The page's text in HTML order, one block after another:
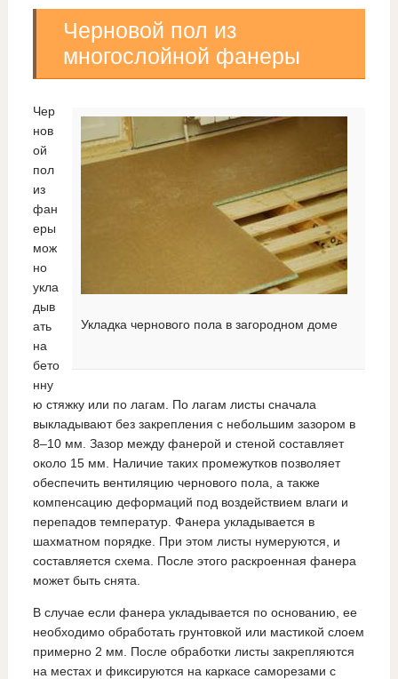
Черновой пол из
многослойной фанеры
Укладка чернового пола в загородном доме
Чер
нов
ой
пол
из
фан
еры
мож
но
укла
дыв
ать
на
бето
нну
ю стяжку или по лагам. По лагам листы сначала
выкладывают без закрепления с небольшим зазором в
8–10 мм. Зазор между фанерой и стеной составляет
около 15 мм. Наличие таких промежутков позволяет
обеспечить вентиляцию чернового пола, а также
компенсацию деформаций под воздействием влаги и
перепадов температур. Фанера укладывается в
шахматном порядке. При этом листы нумеруются, и
составляется схема. После этого раскроенная фанера
может быть снята.
В случае если фанера укладывается по основанию, ее
необходимо обработать грунтовкой или мастикой слоем
примерно 2 мм. После обработки листы закрепляются
на местах и фиксируются на каркасе саморезами с